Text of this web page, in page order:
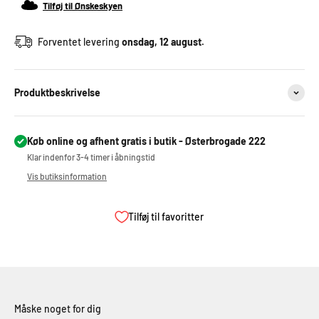
Tilføj til Ønskeskyen
Forventet levering onsdag, 12 august.
Produktbeskrivelse
Køb online og afhent gratis i butik - Østerbrogade 222
Klar indenfor 3-4 timer i åbningstid
Vis butiksinformation
Tilføj til favoritter